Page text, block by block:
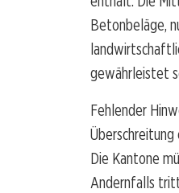
Betonbeläge,
gewährleistet
Fehlender
Die Kantone
Andernfalls